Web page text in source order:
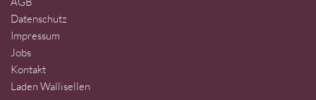
Datenschutz
Impressum
Jobs
Kontakt
Laden Wallisellen